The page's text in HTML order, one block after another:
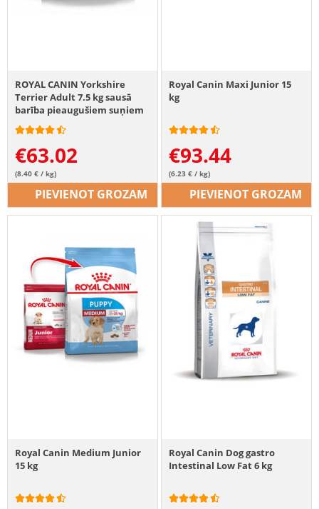
ROYAL CANIN Yorkshire
Terrier Adult 7.5 kg sausā
barība pieaugušiem suņiem
Yorkshire terjera šķirnei
€63.02
(8.40 € / kg)
PIEVIENOT GROZAM
Royal Canin Maxi Junior 15
kg
€93.44
(6.23 € / kg)
PIEVIENOT GROZAM
Royal Canin Medium Junior
15 kg
Royal Canin Dog gastro
Intestinal Low Fat 6 kg